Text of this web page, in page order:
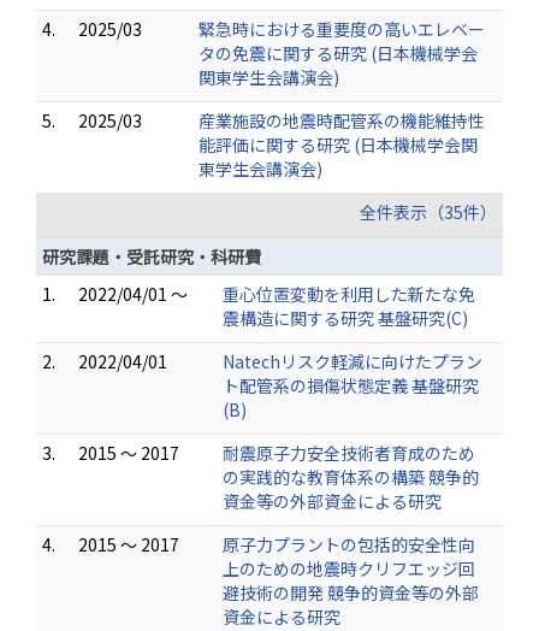
4.
2025/03
緊急時における重要度の高いエレベー
タの免震に関する研究 (日本機械学会
関東学生会講演会)
5.
2025/03
産業施設の地震時配管系の機能維持性
能評価に関する研究 (日本機械学会関
東学生会講演会)
全件表示（35件）
研究課題・受託研究・科研費
1.
2022/04/01 ～
重心位置変動を利用した新たな免
震構造に関する研究 基盤研究(C)
2.
2022/04/01
Natechリスク軽減に向けたプラン
ト配管系の損傷状態定義 基盤研究
(B)
3.
2015 ～ 2017
耐震原子力安全技術者育成のため
の実践的な教育体系の構築 競争的
資金等の外部資金による研究
4.
2015 ～ 2017
原子力プラントの包括的安全性向
上のための地震時クリフエッジ回
避技術の開発 競争的資金等の外部
資金による研究